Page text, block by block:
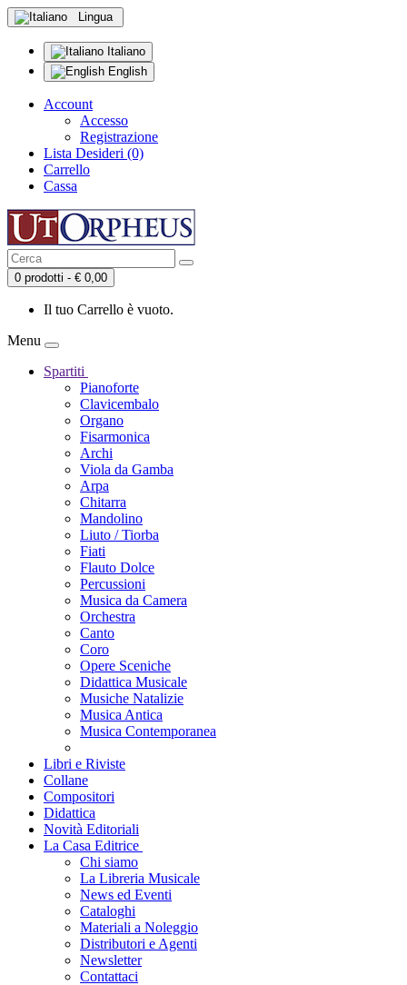
Lingua
Italiano
English
Account
Accesso
Registrazione
Lista Desideri (0)
Carrello
Cassa
0 prodotti - € 0,00
Il tuo Carrello è vuoto.
Menu
Spartiti
Pianoforte
Clavicembalo
Organo
Fisarmonica
Archi
Viola da Gamba
Arpa
Chitarra
Mandolino
Liuto / Tiorba
Fiati
Flauto Dolce
Percussioni
Musica da Camera
Orchestra
Canto
Coro
Opere Sceniche
Didattica Musicale
Musiche Natalizie
Musica Antica
Musica Contemporanea
Libri e Riviste
Collane
Compositori
Didattica
Novità Editoriali
La Casa Editrice
Chi siamo
La Libreria Musicale
News ed Eventi
Cataloghi
Materiali a Noleggio
Distributori e Agenti
Newsletter
Contattaci